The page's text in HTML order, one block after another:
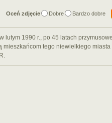
Oceń zdjęcie Dobre Bardzo dobre
lutym 1990 r., po 45 latach
mieszkańcom tego niewielkiego miasta